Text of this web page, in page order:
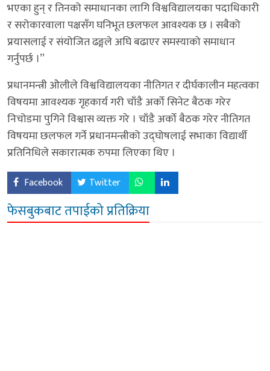
भएका हुन् र तिनको समाधानका लागि विश्वविद्यालयका पदाधिकारी
र सरोकारवाला पक्षसँग घनिभूत छलफल आवश्यक छ । सबैको
प्रयासलाई र संयोजित ढङ्गले अघि बढाएर समस्याको समाधान
गर्नुपर्छ ।”
प्रधानमन्त्री ओेलीले विश्वविद्यालयका नीतिगत र दीर्घकालीन महत्वका
विषयमा आवश्यक गृहकार्य गरी चाँडै अर्काे सिनेट बैठक गरेर
निचोडमा पुगिने विश्वास व्यक्त गरे । चाँडै अर्काे बैठक गरेर नीतिगत
विषयमा छलफल गर्ने प्रधानमन्त्रीको उद्घोषलाई सभाका विद्यार्थी
प्रतिनिधिले सकारात्मक रुपमा लिएका थिए ।
Facebook Twitter
फेसबुकबाट तपाईको प्रतिक्रिया